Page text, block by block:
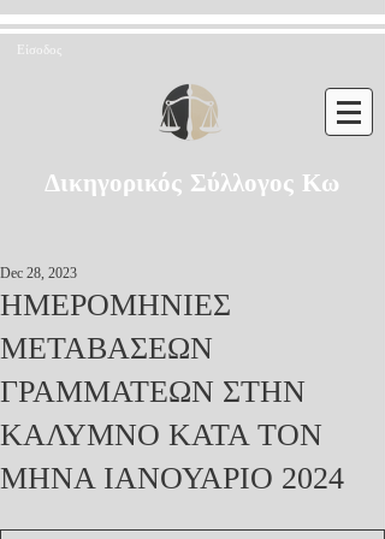
Είσοδος
Δικηγορικός Σύλλογος Κω
ΗΜΕΡΟΜΗΝΙΕΣ
ΜΕΤΑΒΑΣΕΩΝ
ΓΡΑΜΜΑΤΕΩΝ ΣΤΗΝ
ΚΑΛΥΜΝΟ ΚΑΤΑ ΤΟΝ
ΜΗΝΑ ΙΑΝΟΥΑΡΙΟ 2024
Dec 28, 2023